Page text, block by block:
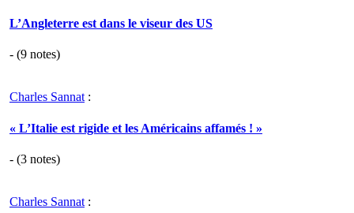
L’Angleterre est dans le viseur des US
- (9 notes)
Charles Sannat :
« L’Italie est rigide et les Américains affamés ! »
- (3 notes)
Charles Sannat :